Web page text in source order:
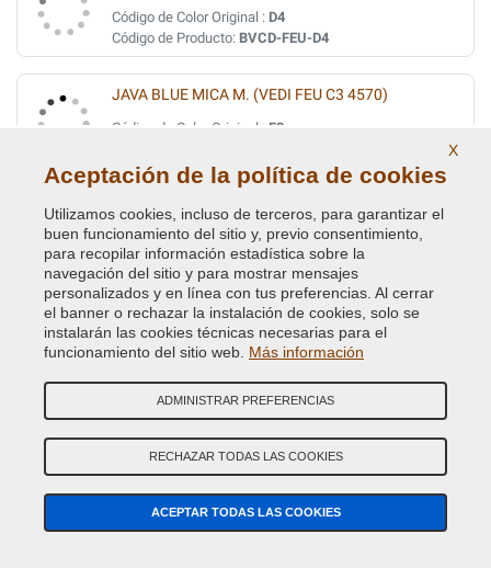
Código de Color Original : D4
Código de Producto: BVCD-FEU-D4
JAVA BLUE MICA M. (VEDI FEU C3 4570)
Código de Color Original : F3
JAVA BLUE MICA MET.
Código de Color Original :XSC 2544
Código de Producto:BVCD-FEU-XSC2544
JAVA BLUE MICA MET. (VEDI FEU C3 4570)
Código de Color Original :C
Código de Color Original :5DVEWWA
Código de Producto:BVCD-FA-5DVEWWA
JEWEL GREEN MET(VEDI FEU 8A 4798)
X
Aceptación de la política de cookies
Utilizamos cookies, incluso de terceros, para garantizar el
buen funcionamiento del sitio y, previo consentimiento,
para recopilar información estadística sobre la
navegación del sitio y para mostrar mensajes
personalizados y en línea con tus preferencias. Al cerrar
el banner o rechazar la instalación de cookies, solo se
instalarán las cookies técnicas necesarias para el
funcionamiento del sitio web. Más información
ADMINISTRAR PREFERENCIAS
RECHAZAR TODAS LAS COOKIES
ACEPTAR TODAS LAS COOKIES